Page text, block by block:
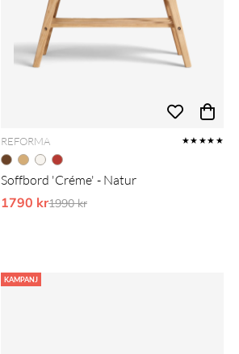
REFORMA ★★★★★
Soffbord 'Créme' - Natur
1790 krOrdinarie pris:
1990 kr
KAMPANJ